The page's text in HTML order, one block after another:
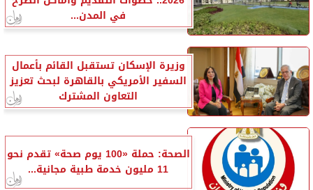
في المدن...
وزيرة الإسكان تستقبل القائم بأعمال
السفير الأمريكي بالقاهرة لبحث تعزيز
التعاون المشترك
الصحة: حملة «100 يوم صحة» تقدم نحو
11 مليون خدمة طبية مجانية...